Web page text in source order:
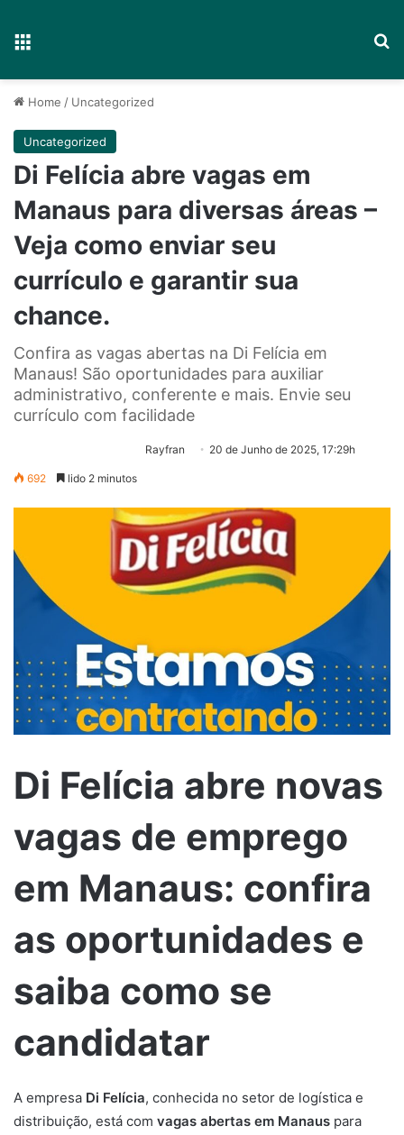
Home / Uncategorized
Uncategorized
Di Felícia abre vagas em
Manaus para diversas áreas –
Veja como enviar seu
currículo e garantir sua
chance.
Confira as vagas abertas na Di Felícia em
Manaus! São oportunidades para auxiliar
administrativo, conferente e mais. Envie seu
currículo com facilidade
Rayfran 20 de Junho de 2025, 17:29h
692 lido 2 minutos
Di Felícia abre novas
vagas de emprego
em Manaus: confira
as oportunidades e
saiba como se
candidatar
A empresa Di Felícia, conhecida no setor de logística e
distribuição, está com vagas abertas em Manaus para